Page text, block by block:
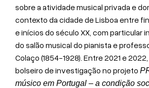
sobre a atividade musical privada e
contexto da cidade de Lisboa entre
e inícios do século XX, com particular
do salão musical do pianista e
Colaço (1854-1928). Entre 2021 e
bolseiro de investigação no projeto
músico em Portugal – a condição